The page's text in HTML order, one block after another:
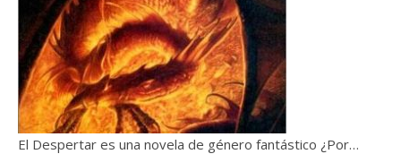
El Despertar es una novela de género fantástico ¿Por…